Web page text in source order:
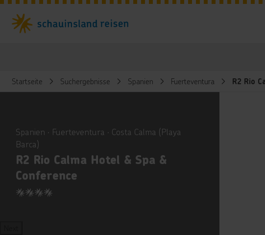
Startseite Suchergebnisse Spanien Fuerteventura R2 Rio
Spanien ∙ Fuerteventura ∙ Costa Calma (Playa
Barca)
R2 Rio Calma Hotel & Spa &
Conference
4